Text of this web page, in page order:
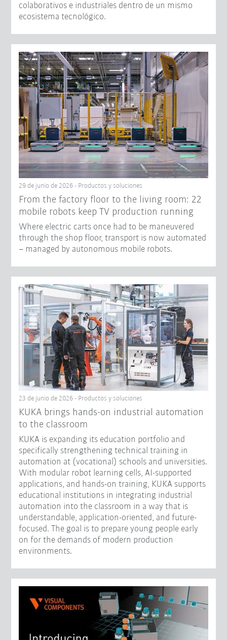
colaborativos e industriales dentro de un mismo
ecosistema tecnológico.
29 de junio de 2026 - Productos y soluciones
From the factory floor to the living room: 22
mobile robots keep TV production running
Where electric carts once had to be maneuvered
through the shop floor, transport is now automated
– managed by autonomous mobile robots.
23 de junio de 2026 - Productos y soluciones
KUKA brings hands-on industrial automation
to the classroom
KUKA is expanding its education portfolio and
specifically strengthening technical training in
automation at (vocational) schools and universities.
With modular robot learning cells, AI-supported
applications, and hands-on training, KUKA supports
educational institutions in integrating industrial
automation into the classroom in a way that is
understandable, application-oriented, and future-
focused. The goal is to prepare young people early
on for the demands of modern production
environments.